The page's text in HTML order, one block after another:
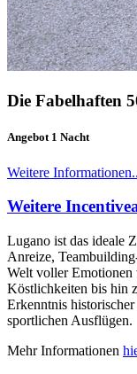
Die Fabelhaften
Angebot 1 Nacht
Weitere
Weitere
Lugano ist das ideale
Anreize,
Welt voller Emotionen
Köstlichkeiten bis hin
Erkenntnis
sportlichen Ausflügen.
Mehr Informationen